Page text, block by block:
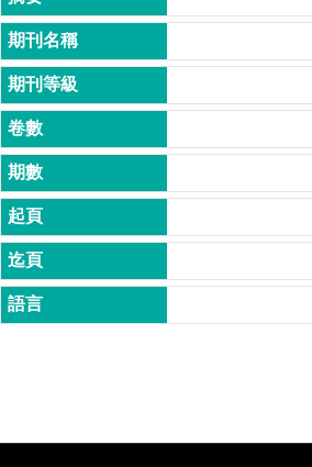
班
碩
士
班
在
職
專
班
學
術
研
究